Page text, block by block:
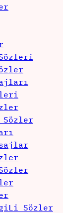
Sözleri
Sözler
Sözler